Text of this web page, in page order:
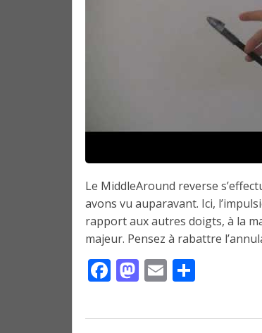
Le MiddleAround reverse
avons vu auparavant. Ici,
rapport aux autres doigts, à la
majeur. Pensez à rabattre
Facebook
Mastodon
Email